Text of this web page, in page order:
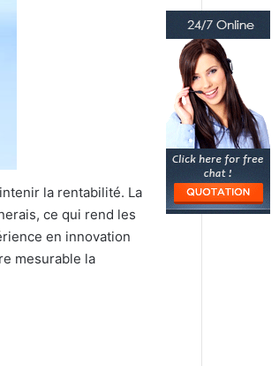
la rentabilité. La
ce qui rend les
en innovation
mesurable la